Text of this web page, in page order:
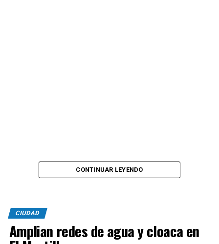
CONTINUAR LEYENDO
CIUDAD
Amplian redes de agua y cloaca en